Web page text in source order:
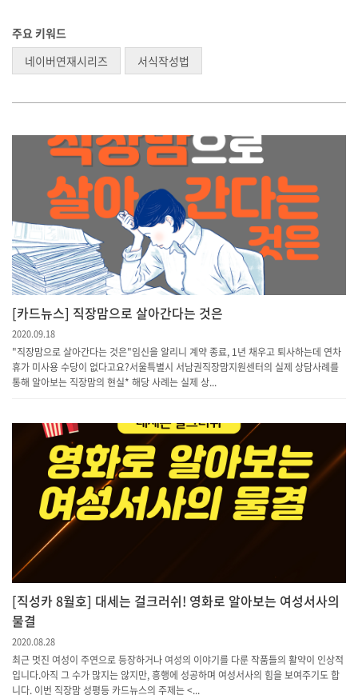
주요 키워드
네이버연재시리즈
서식작성법
[카드뉴스] 직장맘으로 살아간다는 것은
2020.09.18
"직장맘으로 살아간다는 것은"임신을 알리니 계약 종료, 1년 채우고 퇴사하는데 연차
휴가 미사용 수당이 없다고요?서울특별시 서남권직장맘지원센터의 실제 상담사례를
통해 알아보는 직장맘의 현실* 해당 사례는 실제 상...
[직성카 8월호] 대세는 걸크러쉬! 영화로 알아보는 여성서사의
물결
2020.08.28
최근 멋진 여성이 주연으로 등장하거나 여성의 이야기를 다룬 작품들의 활약이 인상적
입니다.아직 그 수가 많지는 않지만, 흥행에 성공하며 여성서사의 힘을 보여주기도 합
니다. 이번 직장맘 성평등 카드뉴스의 주제는 <...